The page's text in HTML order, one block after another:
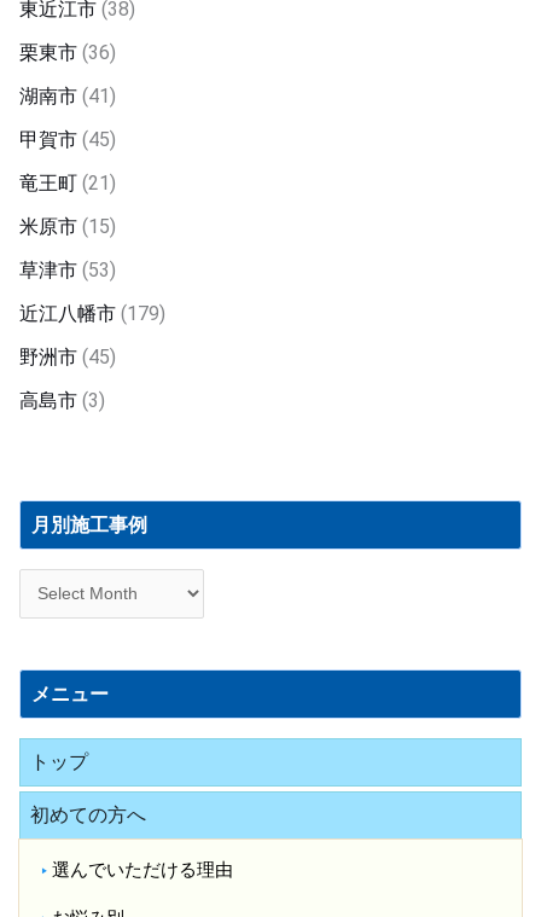
東近江市(38)
栗東市(36)
湖南市(41)
甲賀市(45)
竜王町(21)
米原市(15)
草津市(53)
近江八幡市(179)
野洲市(45)
高島市(3)
月別施工事例
施
事
メニュー
トップ
初めての方へ
選んでいただける理由